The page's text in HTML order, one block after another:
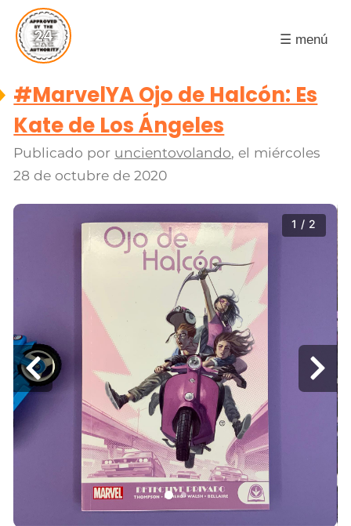
☰ menú
#MarvelYA Ojo de Halcón: Es
Kate de Los Ángeles
Publicado por uncientovolando, el miércoles
28 de octubre de 2020
1 / 2